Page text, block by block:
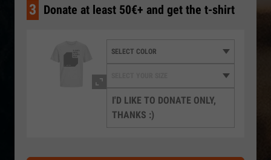
3 Donate at least 50€+ and get the t-shirt
I'D LIKE TO DONATE ONLY,
THANKS :)